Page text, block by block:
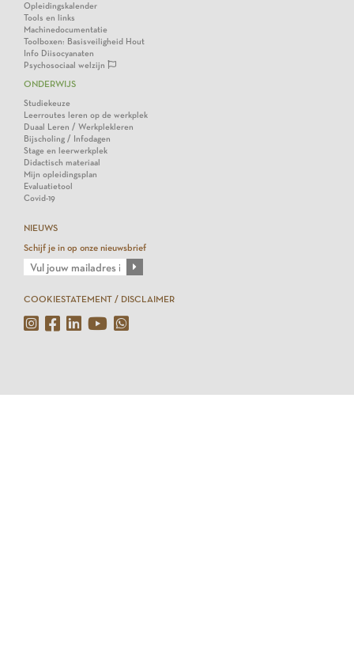
Opleidingskalender
Tools en links
Machinedocumentatie
Toolboxen: Basisveiligheid Hout
Info Diisocyanaten
Psychosociaal welzijn
ONDERWIJS
Studiekeuze
Leerroutes leren op de werkplek
Duaal Leren / Werkplekleren
Bijscholing / Infodagen
Stage en leerwerkplek
Didactisch materiaal
Mijn opleidingsplan
Evaluatietool
Covid-19
NIEUWS
Schijf je in op onze nieuwsbrief
COOKIESTATEMENT / DISCLAIMER